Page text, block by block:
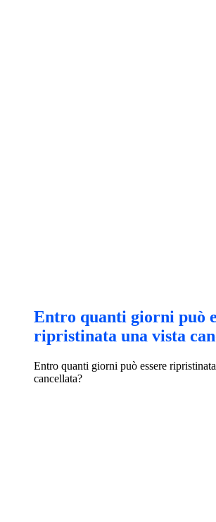
Entro quanti giorni può
ripristinata una vista
Entro quanti giorni può essere
cancellata?